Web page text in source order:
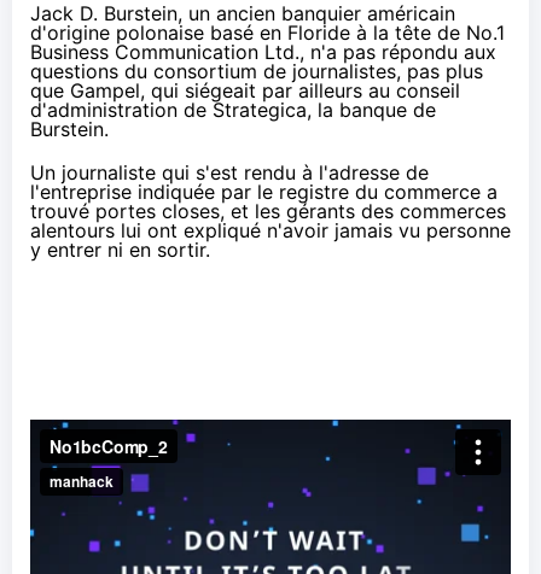
Jack D. Burstein, un ancien banquier américain
d'origine polonaise basé en Floride à la tête de No.1
Business Communication Ltd., n'a pas répondu aux
questions du consortium de journalistes, pas plus
que Gampel, qui siégeait par ailleurs au conseil
d'administration de Strategica, la banque de
Burstein.
Un journaliste qui s'est rendu à l'adresse de
l'entreprise indiquée par le registre du commerce a
trouvé portes closes, et les gérants des commerces
alentours lui ont expliqué n'avoir jamais vu personne
y entrer ni en sortir.